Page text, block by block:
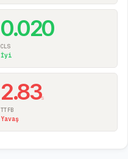
0.020
CLS
İyi
2.83s
TTFB
Yavaş